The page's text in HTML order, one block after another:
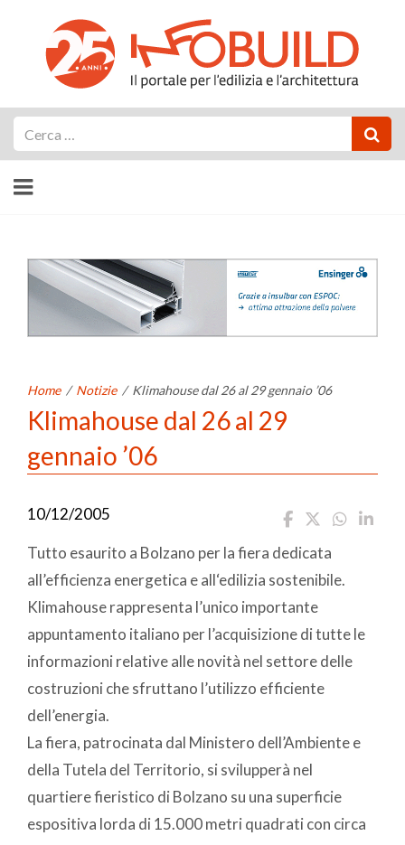
Home / Notizie / Klimahouse dal 26 al 29 gennaio ’06
Klimahouse dal 26 al 29
gennaio ’06
10/12/2005
Tutto esaurito a Bolzano per la fiera dedicata
all’efficienza energetica e all‘edilizia sostenibile.
Klimahouse rappresenta l’unico importante
appuntamento italiano per l’acquisizione di tutte le
informazioni relative alle novità nel settore delle
costruzioni che sfruttano l’utilizzo efficiente
dell’energia.
La fiera, patrocinata dal Ministero dell’Ambiente e
della Tutela del Territorio, si svilupperà nel
quartiere fieristico di Bolzano su una superficie
espositiva lorda di 15.000 metri quadrati con circa